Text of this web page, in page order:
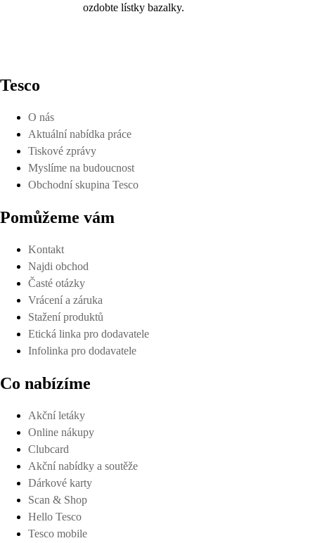
ozdobte lístky bazalky.
Tesco
O nás
Aktuální nabídka práce
Tiskové zprávy
Myslíme na budoucnost
Obchodní skupina Tesco
Pomůžeme vám
Kontakt
Najdi obchod
Časté otázky
Vrácení a záruka
Stažení produktů
Etická linka pro dodavatele
Infolinka pro dodavatele
Co nabízíme
Akční letáky
Online nákupy
Clubcard
Akční nabídky a soutěže
Dárkové karty
Scan & Shop
Hello Tesco
Tesco mobile